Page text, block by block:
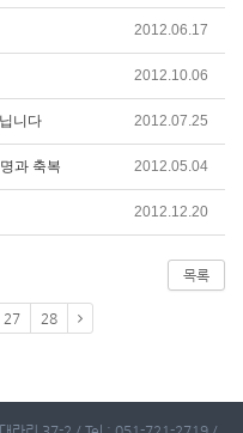
2012.06.17
2012.10.06
니다 2012.07.25
과 축복 2012.05.04
2012.12.20
목록
27 28